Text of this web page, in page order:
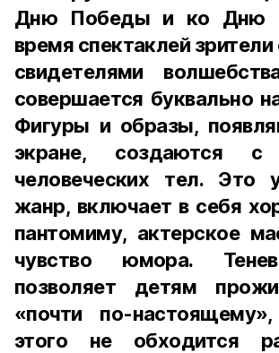
Дню Победы и ко Дню
время спектаклей зрители
свидетелями
совершается буквально
Фигуры и образы,
экране, создаются
человеческих тел. Это
жанр, включает в себя
пантомиму, актерское
чувство юмора.
позволяет детям
«почти по-
этого не обходится